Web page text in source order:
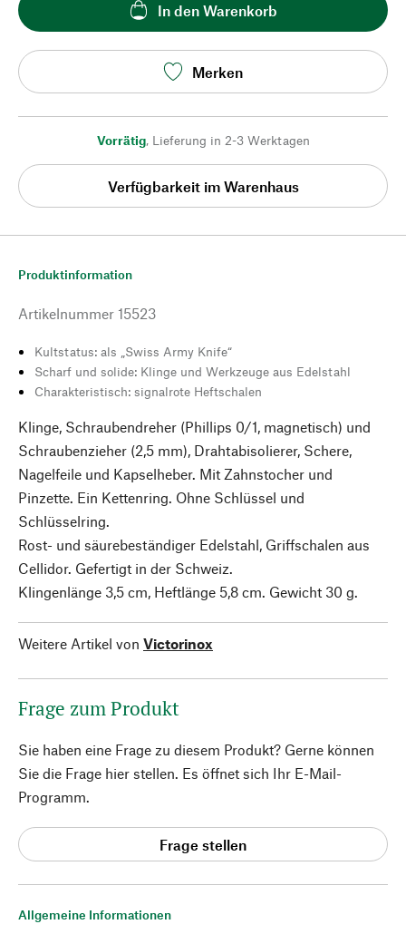
In den Warenkorb
Merken
Vorrätig, Lieferung in 2-3 Werktagen
Verfügbarkeit im Warenhaus
Allgemeine Informationen
Produktinformation
Artikelnummer 15523
Kultstatus: als „Swiss Army Knife“
Scharf und solide: Klinge und Werkzeuge aus Edelstahl
Charakteristisch: signalrote Heftschalen
Klinge, Schraubendreher (Phillips 0/1, magnetisch) und
Schraubenzieher (2,5 mm), Drahtabisolierer, Schere,
Nagelfeile und Kapselheber. Mit Zahnstocher und
Pinzette. Ein Kettenring. Ohne Schlüssel und
Schlüsselring.
Rost- und säurebeständiger Edelstahl, Griffschalen aus
Cellidor. Gefertigt in der Schweiz.
Klingenlänge 3,5 cm, Heftlänge 5,8 cm. Gewicht 30 g.
Weitere Artikel von Victorinox
Frage zum Produkt
Sie haben eine Frage zu diesem Produkt? Gerne können
Sie die Frage hier stellen. Es öffnet sich Ihr E-Mail-
Programm.
Frage stellen